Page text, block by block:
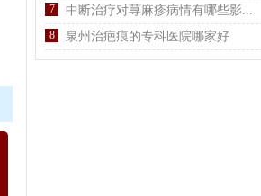
7 中断治疗对荨麻疹病情有哪些影...
8 泉州治疤痕的专科医院哪家好